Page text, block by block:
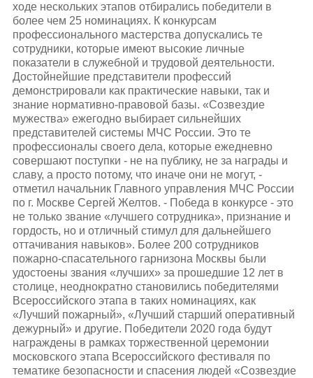
ходе нескольких этапов отбирались победители в
более чем 25 номинациях. К конкурсам
профессионального мастерства допускались те
сотрудники, которые имеют высокие личные
показатели в служебной и трудовой деятельности.
Достойнейшие представители профессий
демонстрировали как практические навыки, так и
знание нормативно-правовой базы. «Созвездие
мужества» ежегодно выбирает сильнейших
представителей системы МЧС России. Это те
профессионалы своего дела, которые ежедневно
совершают поступки - не на публику, не за награды и
славу, а просто потому, что иначе они не могут, -
отметил начальник Главного управления МЧС России
по г. Москве Сергей Желтов. - Победа в конкурсе - это
не только звание «лучшего сотрудника», признание и
гордость, но и отличный стимул для дальнейшего
оттачивания навыков». Более 200 сотрудников
пожарно-спасательного гарнизона Москвы были
удостоены звания «лучших» за прошедшие 12 лет в
столице, неоднократно становились победителями
Всероссийского этапа в таких номинациях, как
«Лучший пожарный», «Лучший старший оперативный
дежурный» и другие. Победители 2020 года будут
награждены в рамках торжественной церемонии
московского этапа Всероссийского фестиваля по
тематике безопасности и спасения людей «Созвездие